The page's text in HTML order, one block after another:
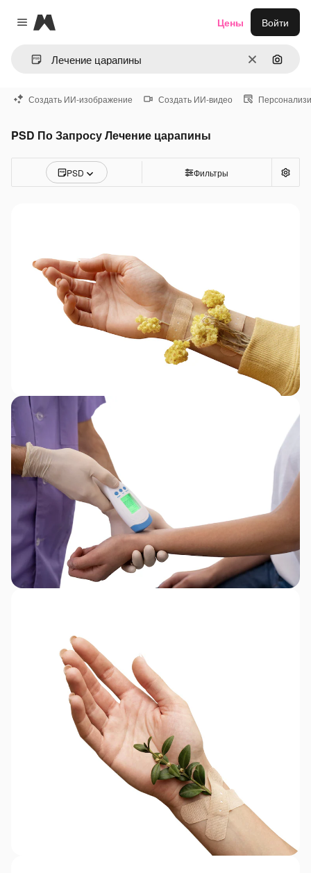
Close menu
Magnific
ОчиститьПоиск
Цены Войти
Создать ИИ-изображение Создать ИИ-видео
PSD По Запросу Лечение царапины
PSD Фильтры